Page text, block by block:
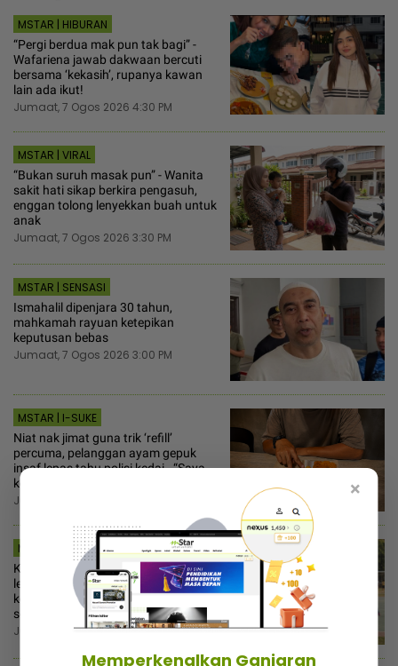
MSTAR | HIBURAN
“Pergi berdua mak pun tak bagi” -
Wafariena jawab dakwaan bercuti
bersama ‘kekasih’, rupanya kawan
lain ada ikut!
Jumaat, 7 Ogos 2026 4:30 PM
MSTAR | VIRAL
“Bukan suruh masak pun” - Wanita
sakit hati sikap berkira pengasuh,
enggan tolong lenyekkan buah untuk
anak
Jumaat, 7 Ogos 2026 3:30 PM
MSTAR | SENSASI
Ismahalil dipenjara 30 tahun,
mahkamah rayuan ketepikan
keputusan bebas
Jumaat, 7 Ogos 2026 3:00 PM
MSTAR | I-SUKE
Niat nak jimat guna trik ‘refill’
percuma, pelanggan ayam gepuk
insaf lepas tahu polisi kedai - “Saya
kongsikan benda haram”
Jumaat, 7 Ogos 2026 3:00 PM
MSTAR | VIRAL
Kejamnya pentadbir sekolah! Cikgu
lewat 7 minit hadir aktiviti
kokurikulum diminta beri surat tunjuk
sebab
Jumaat, 7 Ogos 2026 2:00 PM
×
Memperkenalkan Ganjaran